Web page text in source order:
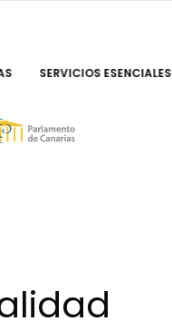
SERVICIOS ESENCIALES